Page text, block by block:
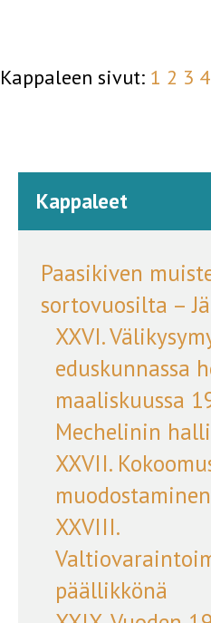
Kappaleen sivut: 1 2 3 4
Kappaleet
Paasikiven
sortovuosilta –
XXVI.
eduskunnassa
maaliskuussa
Mechelinin
XXVII.
muodostaminen
XXVIII.
päällikkönä